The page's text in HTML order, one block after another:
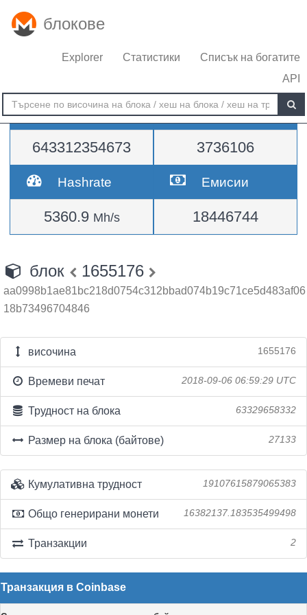
блокове
Explorer Статистики
Списък на богатите
API
Трудност
643312354673
височина
3736106
Hashrate
5360.9 Mh/s
Емисии
18446744
блок 1655176
aa0998b1ae81bc218d0754c312bbad074b19c71ce5d483af06
18b73496704846
височина 1655176
Времеви печат 2018-09-06 06:59:29 UTC
Трудност на блока 63329658332
Размер на блока (байтове) 27133
Кумулативна трудност 19107615879065383
Общо генерирани монети 16382137.183535499498
Транзакции 2
Транзакция в Coinbase